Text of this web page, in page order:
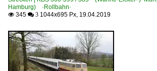
Hamburg) ·Rollbahn·
 345  3 1044x695 Px, 19.04.2019